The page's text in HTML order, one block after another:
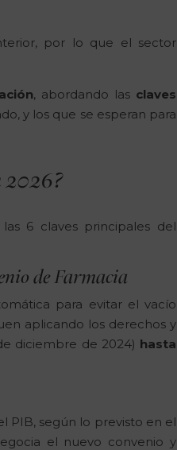
por lo que el sector
, abordando las claves
y los que se esperan para
2026?
6 claves principales del
de Farmacia
para evitar el vacío
aplicando los derechos y
diciembre de 2024) hasta
PIB, según lo previsto en el
el nuevo convenio y